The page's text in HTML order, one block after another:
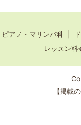
ピアノ・マリンバ科
レッスン料
【掲載